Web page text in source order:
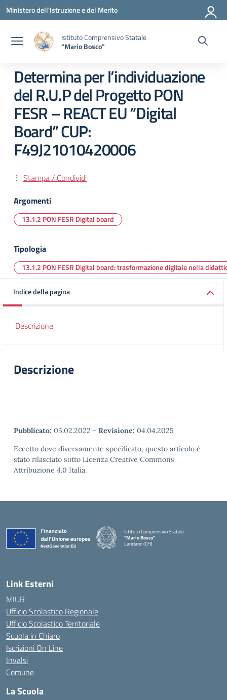
Vai ai contenuti
Vai al menu di navigazione
Vai al footer
Ministero dell'Istruzione e del Merito
Istituto Comprensivo Statale
"Mario Bosco"
Determina per l’individuazione
del R.U.P del Progetto PON
FESR – REACT EU “Digital
Board” CUP:
F49J21010420006
Stampa / Condividi
Argomenti
13.1.2 PON FESR Digital board
Tipologia
13.1.2 PON FESR Digital board: trasformazione digitale nella
Indice della pagina
Descrizione
Descrizione
Pubblicato: 05.02.2022 - Revisione: 04.04.2025
Eccetto dove diversamente specificato, questo articolo è
stato rilasciato sotto Licenza Creative Commons
Attribuzione 4.0 Italia.
Istituto Comprensivo Statale
"Mario Bosco"
Lanciano (CH)
Link Esterni
MIUR
Ufficio Scolastico Regionale
Ufficio Scolastico Territoriale
Scuola in Chiaro
Iscrizioni On Line
Invalsi
Comune
La Scuola